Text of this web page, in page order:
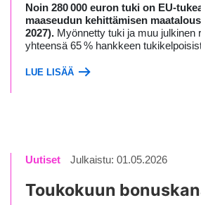
Noin 280 000 euron tuki on EU-
maaseudun kehittämisen
2027). Myönnetty tuki ja muu julkinen
yhteensä 65 % hankkeen
LUE LISÄÄ
Uutiset Julkaistu: 01.05.2026
Toukokuun